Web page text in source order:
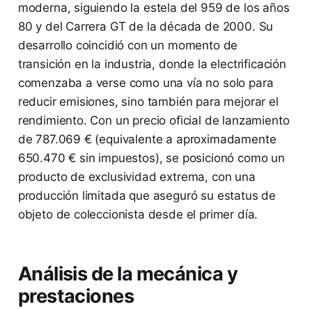
moderna, siguiendo la estela del 959 de los años
80 y del Carrera GT de la década de 2000. Su
desarrollo coincidió con un momento de
transición en la industria, donde la electrificación
comenzaba a verse como una vía no solo para
reducir emisiones, sino también para mejorar el
rendimiento. Con un precio oficial de lanzamiento
de 787.069 € (equivalente a aproximadamente
650.470 € sin impuestos), se posicionó como un
producto de exclusividad extrema, con una
producción limitada que aseguró su estatus de
objeto de coleccionista desde el primer día.
Análisis de la mecánica y
prestaciones